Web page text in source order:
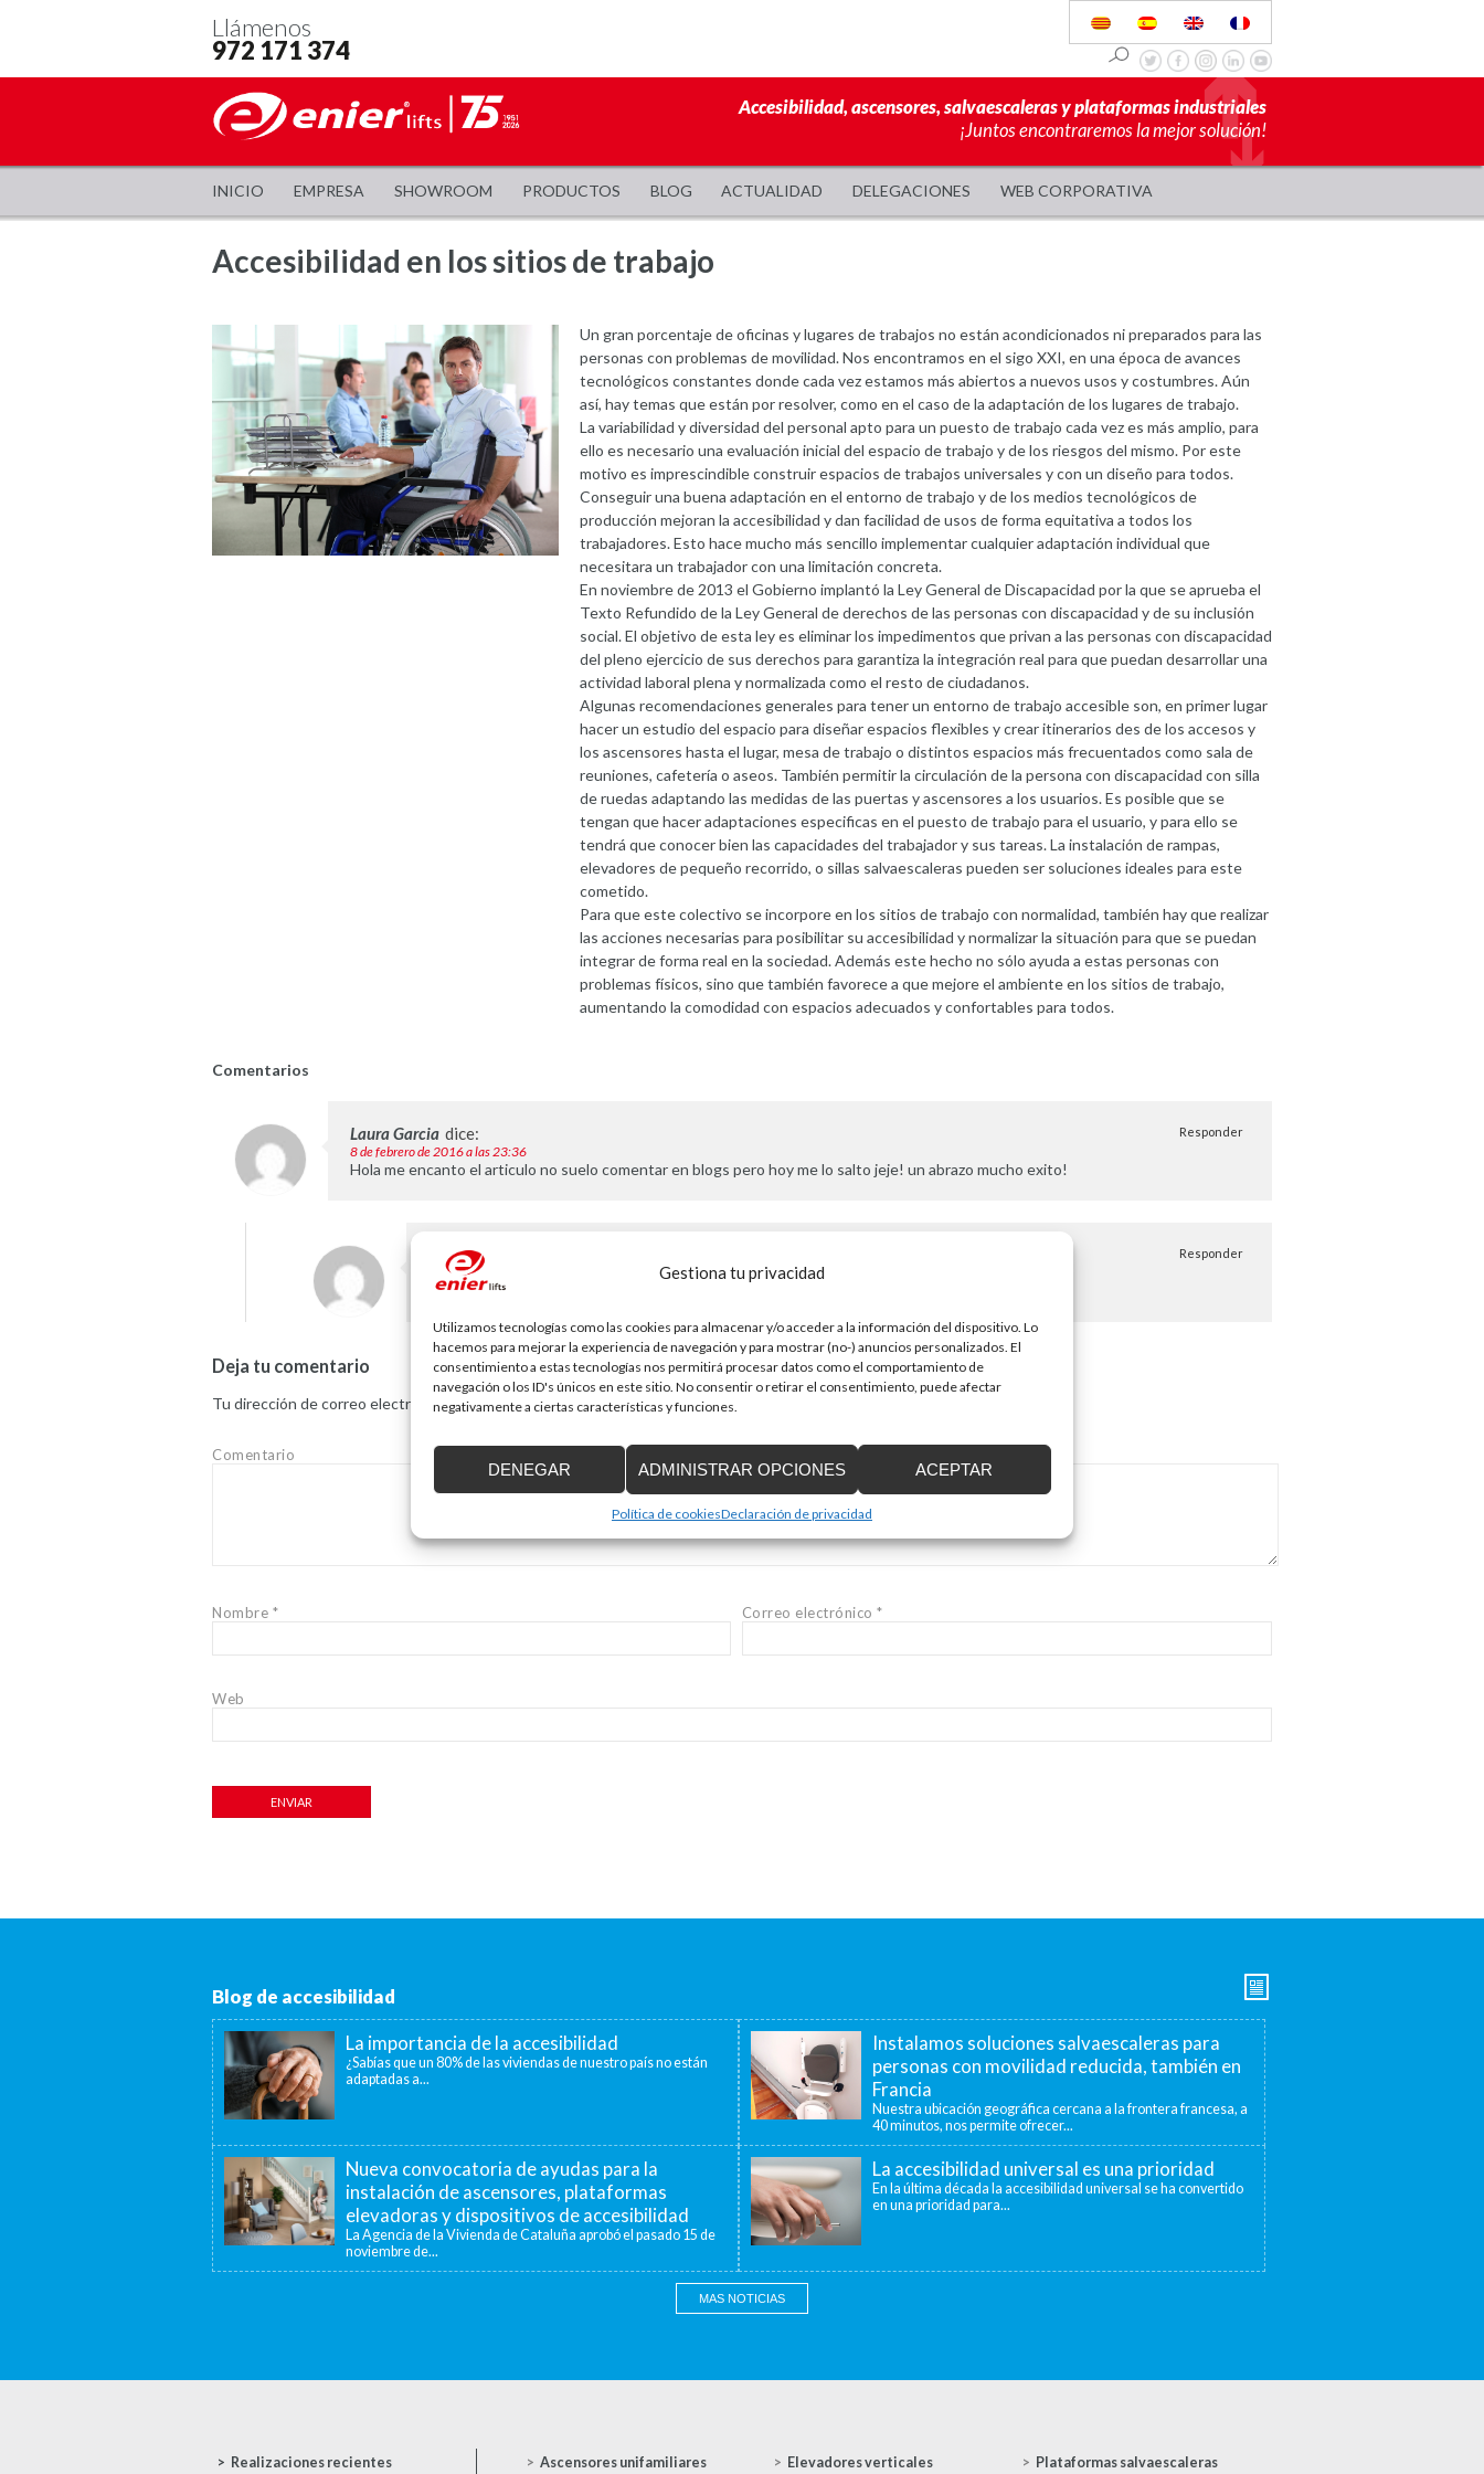
Gestiona tu privacidad
Utilizamos tecnologías como las cookies para almacenar y/o acceder a la información del dispositivo. Lo
hacemos para mejorar la experiencia de navegación y para mostrar (no-) anuncios personalizados. El
consentimiento a estas tecnologías nos permitirá procesar datos como el comportamiento de
navegación o los ID's únicos en este sitio. No consentir o retirar el consentimiento, puede afectar
negativamente a ciertas características y funciones.
ACEPTAR
DENEGAR ADMINISTRAR OPCIONES
Política de cookiesDeclaración de privacidad
Llámenos
972 171 374
Accesibilidad, ascensores, salvaescaleras y plataformas industriales
¡Juntos encontraremos la mejor solución!
INICIO EMPRESA SHOWROOM PRODUCTOS BLOG ACTUALIDAD DELEGACIONES WEB CORPORATIVA
Accesibilidad en los sitios de trabajo
Un gran porcentaje de oficinas y lugares de trabajos no están acondicionados ni preparados para las
personas con problemas de movilidad. Nos encontramos en el sigo XXI, en una época de avances
tecnológicos constantes donde cada vez estamos más abiertos a nuevos usos y costumbres. Aún
así, hay temas que están por resolver, como en el caso de la adaptación de los lugares de trabajo.
La variabilidad y diversidad del personal apto para un puesto de trabajo cada vez es más amplio, para
ello es necesario una evaluación inicial del espacio de trabajo y de los riesgos del mismo. Por este
motivo es imprescindible construir espacios de trabajos universales y con un diseño para todos.
Conseguir una buena adaptación en el entorno de trabajo y de los medios tecnológicos de
producción mejoran la accesibilidad y dan facilidad de usos de forma equitativa a todos los
trabajadores. Esto hace mucho más sencillo implementar cualquier adaptación individual que
necesitara un trabajador con una limitación concreta.
En noviembre de 2013 el Gobierno implantó la Ley General de Discapacidad por la que se aprueba el
Texto Refundido de la Ley General de derechos de las personas con discapacidad y de su inclusión
social. El objetivo de esta ley es eliminar los impedimentos que privan a las personas con discapacidad
del pleno ejercicio de sus derechos para garantiza la integración real para que puedan desarrollar una
actividad laboral plena y normalizada como el resto de ciudadanos.
Algunas recomendaciones generales para tener un entorno de trabajo accesible son, en primer lugar
hacer un estudio del espacio para diseñar espacios flexibles y crear itinerarios des de los accesos y
los ascensores hasta el lugar, mesa de trabajo o distintos espacios más frecuentados como sala de
reuniones, cafetería o aseos. También permitir la circulación de la persona con discapacidad con silla
de ruedas adaptando las medidas de las puertas y ascensores a los usuarios. Es posible que se
tengan que hacer adaptaciones especificas en el puesto de trabajo para el usuario, y para ello se
tendrá que conocer bien las capacidades del trabajador y sus tareas. La instalación de rampas,
elevadores de pequeño recorrido, o sillas salvaescaleras pueden ser soluciones ideales para este
cometido.
Para que este colectivo se incorpore en los sitios de trabajo con normalidad, también hay que realizar
las acciones necesarias para posibilitar su accesibilidad y normalizar la situación para que se puedan
integrar de forma real en la sociedad. Además este hecho no sólo ayuda a estas personas con
problemas físicos, sino que también favorece a que mejore el ambiente en los sitios de trabajo,
aumentando la comodidad con espacios adecuados y confortables para todos.
Comentarios
Laura Garcia dice:
8 de febrero de 2016 a las 23:36
Hola me encanto el articulo no suelo comentar en blogs pero hoy me lo salto jeje! un abrazo mucho exito!
Responder
Dpt. Comercial de Reine
24 de febrero de 2016 a las 13:26
gracias Laura. Saludos
Responder
Deja tu comentario
Tu dirección de correo electrónico no será publicada. Los campos obligatorios están marcados con
Comentario
Nombre * Correo electrónico*
Web
Blog de accesibilidad
La importancia de la accesibilidad
¿Sabías que un 80% de las viviendas de nuestro país no están
adaptadas a...
Instalamos soluciones salvaescaleras para
personas con movilidad reducida, también en
Francia
Nuestra ubicación geográfica cercana a la frontera francesa, a
40 minutos, nos permite ofrecer...
Nueva convocatoria de ayudas para la
instalación de ascensores, plataformas
elevadoras y dispositivos de accesibilidad
La Agencia de la Vivienda de Cataluña aprobó el pasado 15 de
noviembre de...
La accesibilidad universal es una prioridad
En la última década la accesibilidad universal se ha convertido
en una prioridad para...
MAS NOTICIAS
Realizaciones recientes Ascensores unifamiliares Elevadores verticales Plataformas salvaescaleras